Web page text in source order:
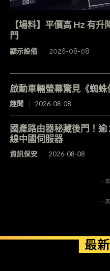
【場料】平價高 Hz 有
門
顯示設備 2026-08-08
啟動車輛螢幕驚見《蜘
趣聞 2026-08-08
國產路由器秘藏後門！逾
線中國伺服器
資訊保安 2026-08-08
-
-
最